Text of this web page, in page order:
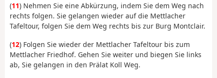
(11) Nehmen Sie eine Abkürzung, indem Sie dem Weg nach
rechts folgen. Sie gelangen wieder auf die Mettlacher
Tafeltour, folgen Sie dem Weg rechts bis zur Burg Montclair.
(12) Folgen Sie wieder der Mettlacher Tafeltour bis zum
Mettlacher Friedhof. Gehen Sie weiter und biegen Sie links
ab, Sie gelangen in den Prälat Koll Weg.